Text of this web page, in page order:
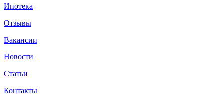
Ипотека
Отзывы
Вакансии
Новости
Статьи
Контакты